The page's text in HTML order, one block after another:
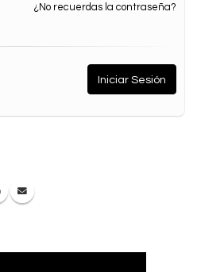
¿No recuerdas la contraseña?